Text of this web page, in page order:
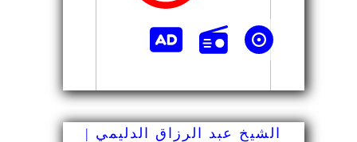
الشيخ عبد الرزاق الدليمي |